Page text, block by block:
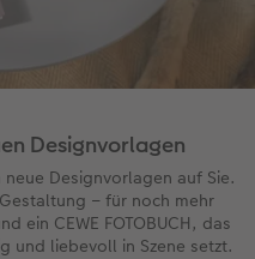
Designvorlagen
Designvorlagen auf Sie.
– für noch mehr
ein CEWE FOTOBUCH, das
und liebevoll in Szene setzt.